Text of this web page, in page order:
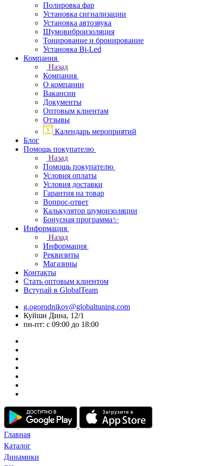
Полировка фар
Установка сигнализации
Установка автозвука
Шумовиброизоляция
Тонирование и бронирование
Установка Bi-Led
Компания
Назад
Компания
О компании
Вакансии
Документы
Оптовым клиентам
Отзывы
Календарь мероприятий
Блог
Помощь покупателю
Назад
Помощь покупателю
Условия оплаты
Условия доставки
Гарантия на товар
Вопрос-ответ
Калькулятор шумоизоляции
Бонусная программа✨
Информация
Назад
Информация
Реквизиты
Магазины
Контакты
Стать оптовым клиентом
Вступай в GlobalTeam
g.ogorodnikov@globaltuning.com
Куйши Дина, 12/1
пн-пт: с 09:00 до 18:00
Главная
Каталог
Динамики